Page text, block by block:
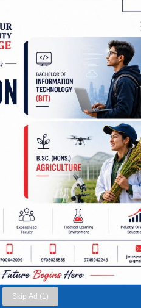
Skip Ad (1)
लिच्छविकालीन
हाम्रो टीम :
सबै हेर्नुहोस्
9854033933
madheshpatra2@gmail.com